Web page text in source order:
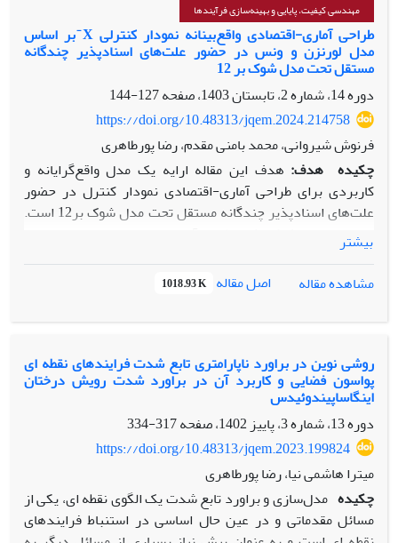
مهندسی کیفیت، پایایی و بهینه‌سازی فرآیندها
طراحی آماری-اقتصادی واقع‌بینانه نمودار کنترلی X ̄بر اساس
مدل لورنزن و ونس در حضور علت‌های اسنادپذیر چندگانه
مستقل تحت مدل شوک بر 12
دوره 14، شماره 2، تابستان 1403، صفحه
127-144
https://doi.org/10.48313/jqem.2024.214758
فرنوش شیروانی، محمد بامنی مقدم، رضا پورطاهری
چکیده هدف: هدف این مقاله ارایه یک مدل واقع‌گرایانه و
کاربردی برای طراحی آماری-اقتصادی نمودار کنترل در حضور
علت‌های اسنادپذیر چندگانه مستقل تحت مدل شوک بر12 است.
این مدل با هدف کاهش خطای برآورد هزینه در واحد زمان چرخه
کیفیت طراحی شده است.
روش‌شناسی پژوهش:
به‌عنوان مدل شوک، مدل
توسعه داده شده است. همچنین تابع هزینه لورنزن و ونس در
عددی اعتبار روش پیشنهادی نشان داده شده است.
یافتهها: نتایج عددی نشان می‌دهد مدل پیشنهادی نسبت به
مدل‌های پیشین، دقت بالاتری در برآورد هزینه واقعی در واحد
زمان چرخه کیفیت دارد. همچنین افزایش احتمال وقوع شوک
باعث افزایش هزینه متوسط می‌شود که ضرورت لحاظ کردن این
احتمال در طراحی را برجسته می‌سازد.
اصالت/ارزش‌افزوده علمی:
برای نخستین‌بار توزیع بر 12 به‌عنوان
مدل شوک در طراحی آماری-اقتصادی نمودار کنترل معرفی شده
است. مقاله با تعمیم مدل هزینه‌ای موجود، رویکردی نوین و
بیشتر
مشاهده مقاله
اصل مقاله 1018.93 K
روشی نوین در براورد ناپارامتری تابع شدت فرایندهای نقطه ای
پواسون فضایی و کاربرد آن در براورد شدت رویش درختان
اینگاساپیندوئیدس
دوره 13، شماره 3، پاییز 1402، صفحه
317-334
https://doi.org/10.48313/jqem.2023.199824
میترا هاشمی نیا، رضا پورطاهری
چکیده مدل‌سازی و براورد تابع شدت یک الگوی نقطه ای، یکی از
مسائل مقدماتی و در عین حال اساسی در استنباط فرایندهای